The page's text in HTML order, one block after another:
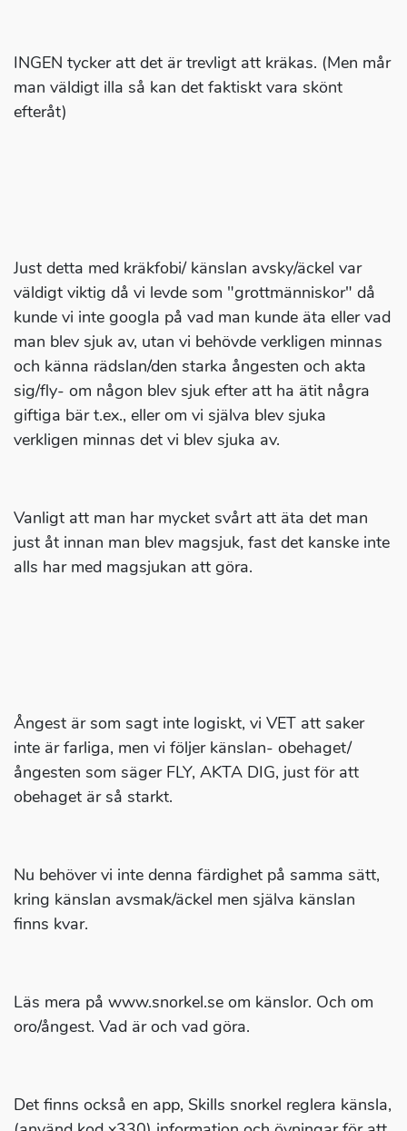
INGEN tycker att det är trevligt att kräkas. (Men mår
man väldigt illa så kan det faktiskt vara skönt
efteråt)
Just detta med kräkfobi/ känslan avsky/äckel var
väldigt viktig då vi levde som "grottmänniskor" då
kunde vi inte googla på vad man kunde äta eller vad
man blev sjuk av, utan vi behövde verkligen minnas
och känna rädslan/den starka ångesten och akta
sig/fly- om någon blev sjuk efter att ha ätit några
giftiga bär t.ex., eller om vi själva blev sjuka
verkligen minnas det vi blev sjuka av.
Vanligt att man har mycket svårt att äta det man
just åt innan man blev magsjuk, fast det kanske inte
alls har med magsjukan att göra.
Ångest är som sagt inte logiskt, vi VET att saker
inte är farliga, men vi följer känslan- obehaget/
ångesten som säger FLY, AKTA DIG, just för att
obehaget är så starkt.
Nu behöver vi inte denna färdighet på samma sätt,
kring känslan avsmak/äckel men själva känslan
finns kvar.
Läs mera på www.snorkel.se om känslor. Och om
oro/ångest. Vad är och vad göra.
Det finns också en app, Skills snorkel reglera känsla,